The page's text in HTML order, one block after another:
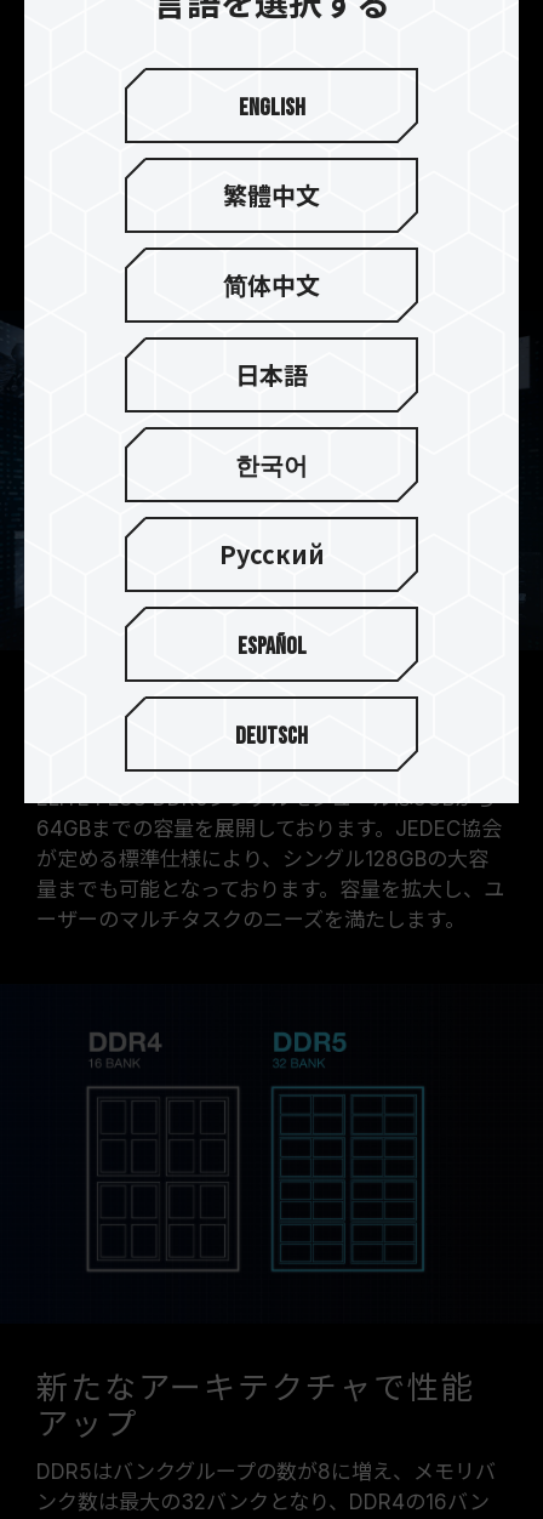
圧により節約できます
動作電圧がDDR4の1.2VからDDR5では1.1Vに低
下、効率的に電力系統を利用でき、省エネにつな
がり負担軽減になります。また電源管理をマザー
ボードからDIMMへ移行しています。電圧レギュレ
ータ(PMIC)ICを搭載しているのでシステム電力負
荷が改善されます。ノイズ干渉を最小限に抑えるこ
とができます。
メモリ容量を拡大し、複数オ
プションが選択可能です
ELITE PLUS DDR5シングルモジュールは8GBから
64GBまでの容量を展開しております。JEDEC協会
が定める標準仕様により、シングル128GBの大容
量までも可能となっております。容量を拡大し、ユ
ーザーのマルチタスクのニーズを満たします。
新たなアーキテクチャで性能
アップ
DDR5はバンクグループの数が8に増え、メモリバ
ンク数は最大の32バンクとなり、DDR4の16バン
English
繁體中文
简体中文
日本語
한국어
Русский
Español
Deutsch